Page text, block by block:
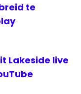
te
Lakeside live